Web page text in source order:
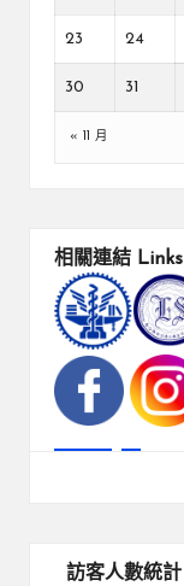
23 24
30 31
« 11 月
相關連結 Links
訪客人數統計